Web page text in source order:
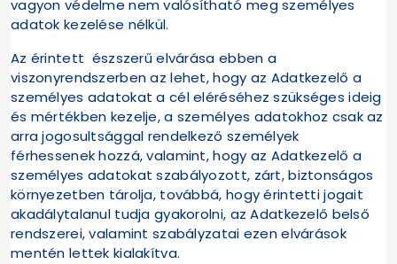
vagyon védelme nem valósítható meg személyes
adatok kezelése nélkül.
Az érintett észszerű elvárása ebben a
viszonyrendszerben az lehet, hogy az Adatkezelő a
személyes adatokat a cél eléréséhez szükséges ideig
és mértékben kezelje, a személyes adatokhoz csak az
arra jogosultsággal rendelkező személyek
férhessenek hozzá, valamint, hogy az Adatkezelő a
személyes adatokat szabályozott, zárt, biztonságos
környezetben tárolja, továbbá, hogy érintetti jogait
akadálytalanul tudja gyakorolni, az Adatkezelő belső
rendszerei, valamint szabályzatai ezen elvárások
mentén lettek kialakítva.